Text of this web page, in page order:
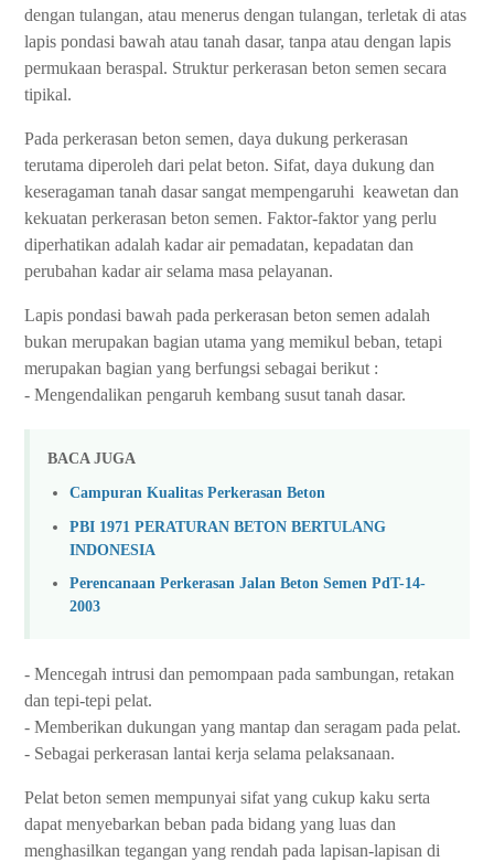
dengan tulangan, atau menerus dengan tulangan, terletak di atas
lapis pondasi bawah atau tanah dasar, tanpa atau dengan lapis
permukaan beraspal. Struktur perkerasan beton semen secara
tipikal.
Pada perkerasan beton semen, daya dukung perkerasan
terutama diperoleh dari pelat beton. Sifat, daya dukung dan
keseragaman tanah dasar sangat mempengaruhi keawetan dan
kekuatan perkerasan beton semen. Faktor-faktor yang perlu
diperhatikan adalah kadar air pemadatan, kepadatan dan
perubahan kadar air selama masa pelayanan.
Lapis pondasi bawah pada perkerasan beton semen adalah
bukan merupakan bagian utama yang memikul beban, tetapi
merupakan bagian yang berfungsi sebagai berikut :
- Mengendalikan pengaruh kembang susut tanah dasar.
BACA JUGA
Campuran Kualitas Perkerasan Beton
PBI 1971 PERATURAN BETON BERTULANG
INDONESIA
Perencanaan Perkerasan Jalan Beton Semen PdT-14-
2003
- Mencegah intrusi dan pemompaan pada sambungan, retakan
dan tepi-tepi pelat.
- Memberikan dukungan yang mantap dan seragam pada pelat.
- Sebagai perkerasan lantai kerja selama pelaksanaan.
Pelat beton semen mempunyai sifat yang cukup kaku serta
dapat menyebarkan beban pada bidang yang luas dan
menghasilkan tegangan yang rendah pada lapisan-lapisan di